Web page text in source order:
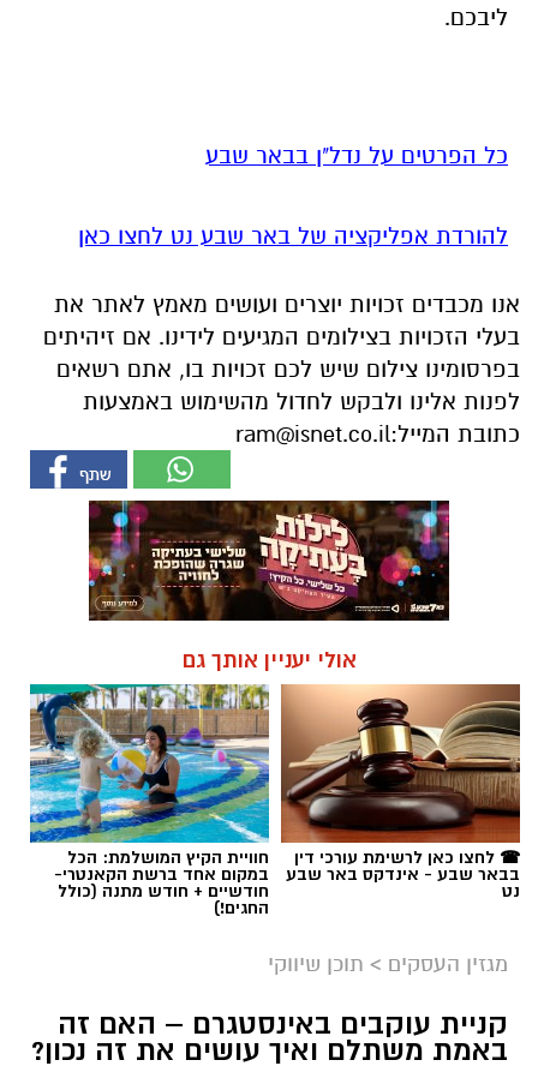
ליבכם.
כל הפרטים על נדל"ן בבאר שבע
להורדת אפליקציה של באר שבע נט לחצו כאן
אנו מכבדים זכויות יוצרים ועושים מאמץ לאתר את
בעלי הזכויות בצילומים המגיעים לידינו. אם זיהיתים
בפרסומינו צילום שיש לכם זכויות בו, אתם רשאים
לפנות אלינו ולבקש לחדול מהשימוש באמצעות
כתובת המייל:ram@isnet.co.il
אולי יעניין אותך גם
☎ לחצו כאן לרשימת עורכי דין
בבאר שבע - אינדקס באר שבע
נט
חוויית הקיץ המושלמת: הכל
במקום אחד ברשת הקאנטרי-
חודשיים + חודש מתנה (כולל
החגים!)
מגזין העסקים > תוכן שיווקי
קניית עוקבים באינסטגרם – האם זה
באמת משתלם ואיך עושים את זה נכון?